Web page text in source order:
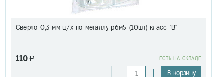
Сверло 0,3 мм ц/х по металлу р6м5 (10шт) класс "В"
110 a EСТЬ НА СКЛАДЕ
В корзину